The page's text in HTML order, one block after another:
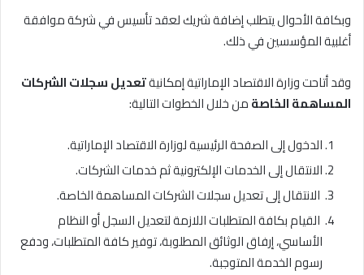
وبكافة الأحوال يتطلب إضافة شريك لعقد تأسيس في شركة موافقة
أغلبية المؤسسين في ذلك.
وقد أتاحت وزارة الاقتصاد الإماراتية إمكانيةتعديل سجلات الشركات
المساهمة الخاصةمن خلال الخطوات التالية:
الدخول إلى الصفحة الرئيسية لوزارة الاقتصاد الإماراتية.
الانتقال إلى الخدمات الإلكترونية ثم خدمات الشركات.
الانتقال إلى تعديل سجلات الشركات المساهمة الخاصة.
القيام بكافة المتطلبات اللازمة لتعديل السجل أو النظام
الأساسي، إرفاق الوثائق المطلوبة، توفير كافة المتطلبات، ودفع
رسوم الخدمة المتوجبة.